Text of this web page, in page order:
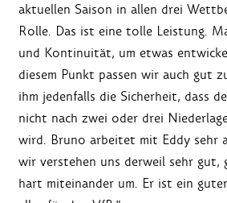
aktuellen Saison in allen drei
Rolle. Das ist eine tolle Leistung.
und Kontinuität, um etwas
diesem Punkt passen wir auch gut
ihm jedenfalls die Sicherheit, dass
nicht nach zwei oder drei
wird. Bruno arbeitet mit Eddy sehr
wir verstehen uns derweil sehr gut,
hart miteinander um. Er ist ein